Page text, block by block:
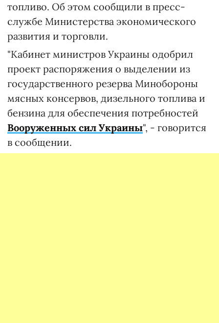
топливо. Об этом сообщили в пресс-
службе Министерства экономического
развития и торговли.
"Кабинет министров Украины одобрил
проект распоряжения о выделении из
государственного резерва Минобороны
мясных консервов, дизельного топлива и
бензина для обеспечения потребностей
Вооруженных сил Украины", - говорится
в сообщении.